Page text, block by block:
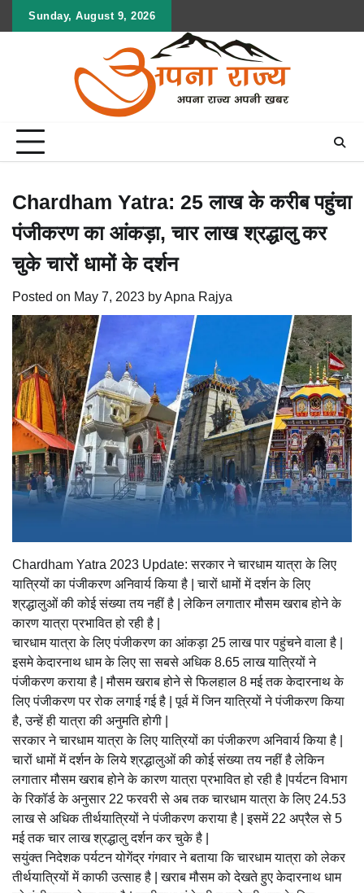
Sunday, August 9, 2026
Chardham Yatra: 25 लाख के करीब पहुंचा
पंजीकरण का आंकड़ा, चार लाख श्रद्धालु कर
चुके चारों धामों के दर्शन
Posted on May 7, 2023 byApna Rajya
Chardham Yatra 2023 Update: सरकार ने चारधाम यात्रा के लिए
यात्रियों का पंजीकरण अनिवार्य किया है | चारों धामों में दर्शन के लिए
श्रद्धालुओं की कोई संख्या तय नहीं है | लेकिन लगातार मौसम खराब होने के
कारण यात्रा प्रभावित हो रही है |
चारधाम यात्रा के लिए पंजीकरण का आंकड़ा 25 लाख पार पहुंचने वाला है |
इसमे केदारनाथ धाम के लिए सा सबसे अधिक 8.65 लाख यात्रियों ने
पंजीकरण कराया है | मौसम खराब होने से फिलहाल 8 मई तक केदारनाथ के
लिए पंजीकरण पर रोक लगाई गई है | पूर्व में जिन यात्रियों ने पंजीकरण किया
है, उन्हें ही यात्रा की अनुमति होगी |
सरकार ने चारधाम यात्रा के लिए यात्रियों का पंजीकरण अनिवार्य किया है |
चारों धामों में दर्शन के लिये श्रद्धालुओं की कोई संख्या तय नहीं है लेकिन
लगातार मौसम खराब होने के कारण यात्रा प्रभावित हो रही है |पर्यटन विभाग
के रिकॉर्ड के अनुसार 22 फरवरी से अब तक चारधाम यात्रा के लिए 24.53
लाख से अधिक तीर्थयात्रियों ने पंजीकरण कराया है | इसमें 22 अप्रैल से 5
मई तक चार लाख श्रद्धालु दर्शन कर चुके है |
सयुंक्त निदेशक पर्यटन योगेंद्र गंगवार ने बताया कि चारधाम यात्रा को लेकर
तीर्थयात्रियों में काफी उत्साह है | खराब मौसम को देखते हुए केदारनाथ धाम